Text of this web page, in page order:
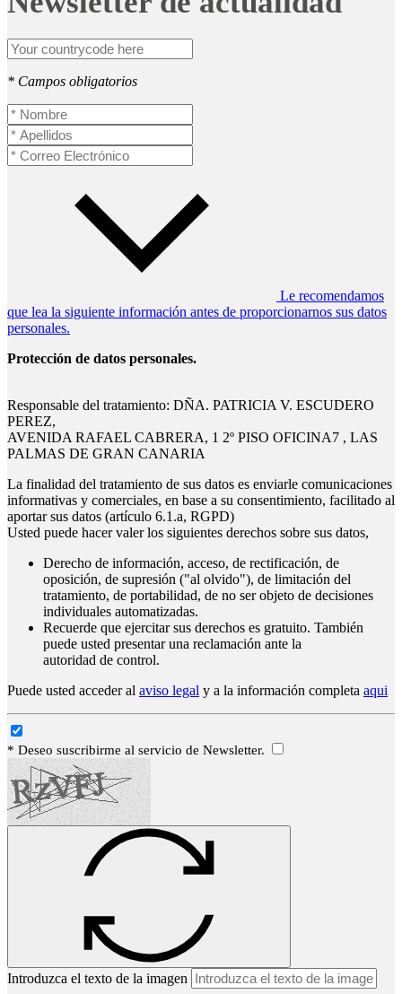
* Campos obligatorios
Le recomendamos
que lea la siguiente información antes de proporcionarnos sus datos
personales.
Protección de datos personales.
Responsable del tratamiento: DÑA. PATRICIA V. ESCUDERO
PEREZ,
AVENIDA RAFAEL CABRERA, 1 2º PISO OFICINA7 , LAS
PALMAS DE GRAN CANARIA
La finalidad del tratamiento de sus datos es enviarle comunicaciones
informativas y comerciales, en base a su consentimiento, facilitado al
aportar sus datos (artículo 6.1.a, RGPD)
Usted puede hacer valer los siguientes derechos sobre sus datos,
Derecho de información, acceso, de rectificación, de
oposición, de supresión ("al olvido"), de limitación del
tratamiento, de portabilidad, de no ser objeto de decisiones
individuales automatizadas.
Recuerde que ejercitar sus derechos es gratuito. También
puede usted presentar una reclamación ante la
autoridad de control.
Puede usted acceder al aviso legal y a la información completa aqui
* Deseo suscribirme al servicio de Newsletter.
Introduzca el texto de la imagen